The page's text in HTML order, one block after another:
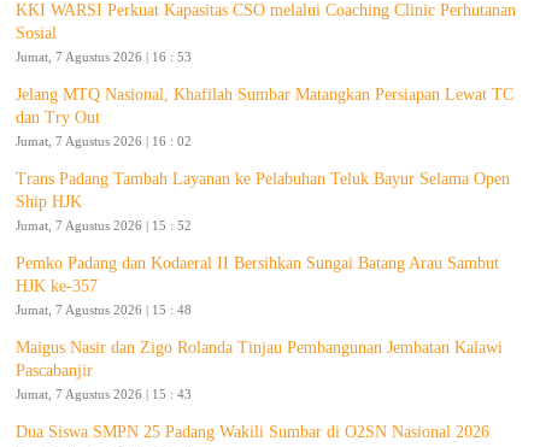
KKI WARSI Perkuat Kapasitas CSO melalui Coaching Clinic Perhutanan
Sosial
Jumat, 7 Agustus 2026 | 16 : 53
Jelang MTQ Nasional, Khafilah Sumbar Matangkan Persiapan Lewat TC
dan Try Out
Jumat, 7 Agustus 2026 | 16 : 02
Trans Padang Tambah Layanan ke Pelabuhan Teluk Bayur Selama Open
Ship HJK
Jumat, 7 Agustus 2026 | 15 : 52
Pemko Padang dan Kodaeral II Bersihkan Sungai Batang Arau Sambut
HJK ke-357
Jumat, 7 Agustus 2026 | 15 : 48
Maigus Nasir dan Zigo Rolanda Tinjau Pembangunan Jembatan Kalawi
Pascabanjir
Jumat, 7 Agustus 2026 | 15 : 43
Dua Siswa SMPN 25 Padang Wakili Sumbar di O2SN Nasional 2026